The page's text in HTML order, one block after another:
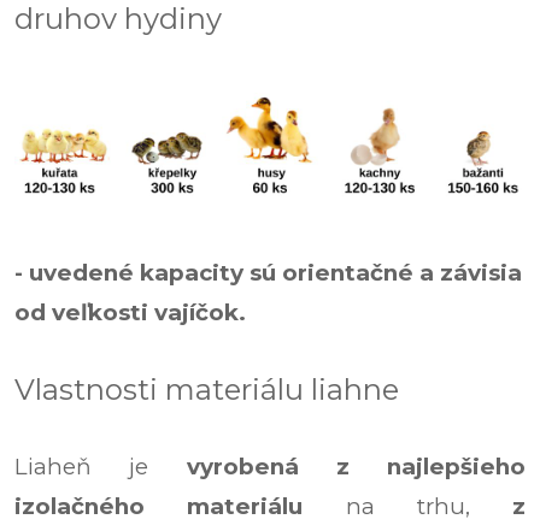
druhov hydiny
- uvedené kapacity sú orientačné a závisia
od veľkosti vajíčok.
Vlastnosti materiálu liahne
Liaheň je vyrobená z najlepšieho
izolačného materiálu na trhu, z